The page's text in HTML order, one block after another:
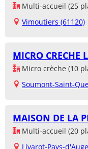
Multi-accueil (25
Vimoutiers (61120)
MICRO CRECHE
Micro crèche (10
Soumont-Saint-
MAISON DE LA
Multi-accueil (20
Livarot-Pays-